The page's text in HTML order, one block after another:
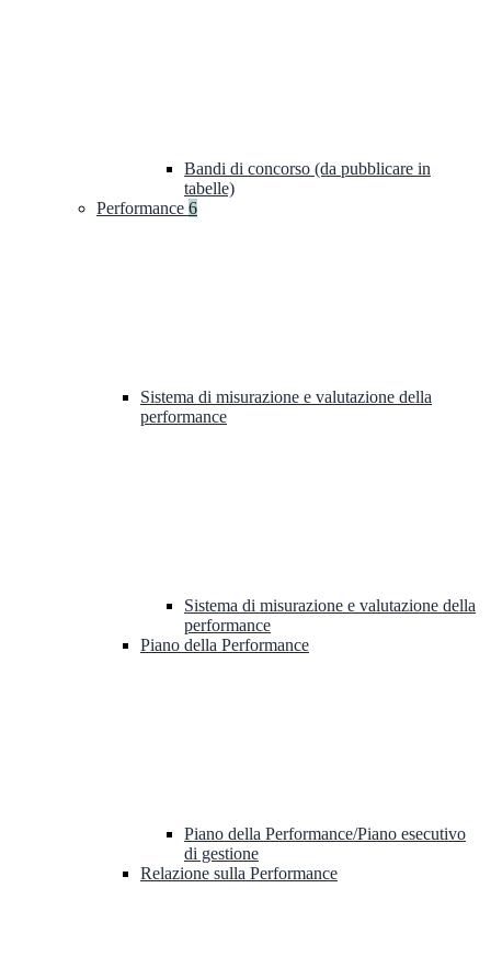
Bandi di concorso (da pubblicare in
tabelle)
Performance 6
Sistema di misurazione e valutazione della
performance
Sistema di misurazione e valutazione della
performance
Piano della Performance
Piano della Performance/Piano esecutivo
di gestione
Relazione sulla Performance